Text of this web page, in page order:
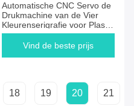
Automatische CNC Servo de
Drukmachine van de Vier
Kleurenserigrafie voor Plastic
Flessen
Vind de beste prijs
18 19 20 21